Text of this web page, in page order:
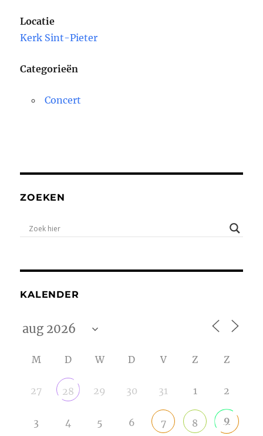
Locatie
Kerk Sint-Pieter
Categorieën
Concert
ZOEKEN
KALENDER
M D W D V Z Z
27 28 29 30 31 1 2
3 4 5 6 7 8 9